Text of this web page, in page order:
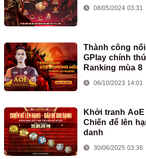
08/05/2024 03:31
Thành công
GPlay chính
Ranking mùa 8
06/10/2023 14:01
Khởi tranh
Chiến để lên
danh
30/06/2025 03:36